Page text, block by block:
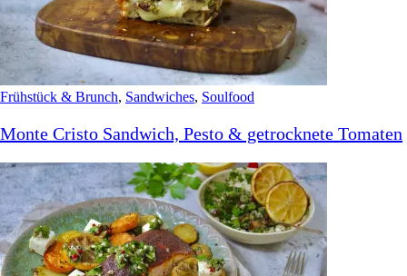
Frühstück & Brunch, Sandwiches, Soulfood
Monte Cristo Sandwich, Pesto & getrocknete Tomaten